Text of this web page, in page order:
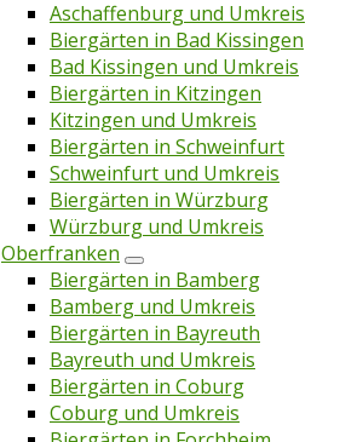
Aschaffenburg und Umkreis
Biergärten in Bad Kissingen
Bad Kissingen und Umkreis
Biergärten in Kitzingen
Kitzingen und Umkreis
Biergärten in Schweinfurt
Schweinfurt und Umkreis
Biergärten in Würzburg
Würzburg und Umkreis
Oberfranken
Biergärten in Bamberg
Bamberg und Umkreis
Biergärten in Bayreuth
Bayreuth und Umkreis
Biergärten in Coburg
Coburg und Umkreis